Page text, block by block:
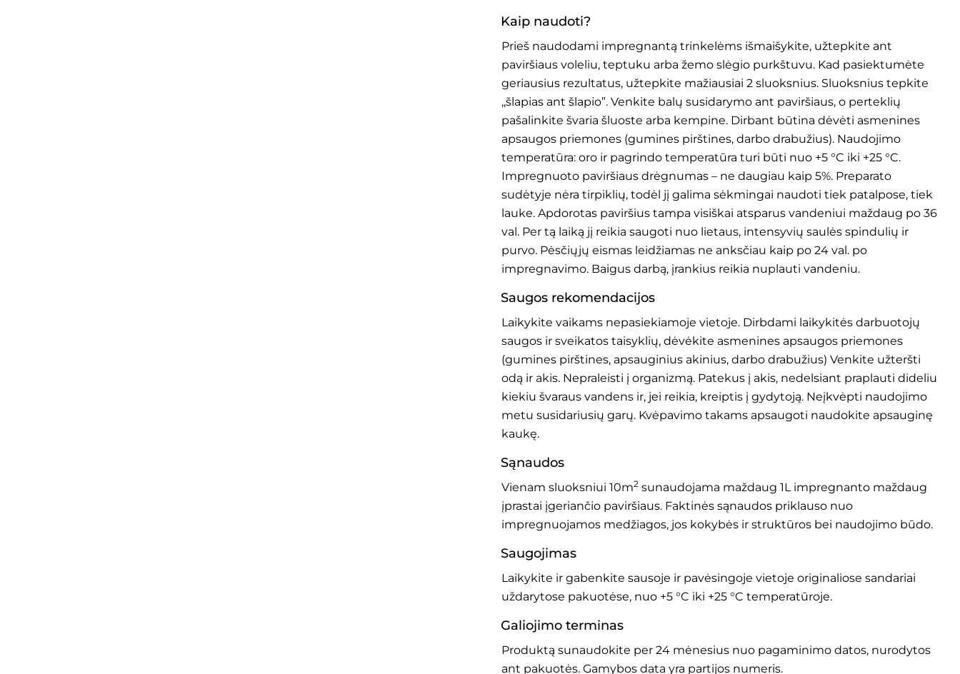
Kaip naudoti?
Prieš naudodami impregnantą trinkelėms išmaišykite, užtepkite ant
paviršiaus voleliu, teptuku arba žemo slėgio purkštuvu. Kad pasiektumėte
geriausius rezultatus, užtepkite mažiausiai 2 sluoksnius. Sluoksnius tepkite
,,šlapias ant šlapio”. Venkite balų susidarymo ant paviršiaus, o perteklių
pašalinkite švaria šluoste arba kempine. Dirbant būtina dėvėti asmenines
apsaugos priemones (gumines pirštines, darbo drabužius). Naudojimo
temperatūra: oro ir pagrindo temperatūra turi būti nuo +5 °C iki +25 °C.
Impregnuoto paviršiaus drėgnumas – ne daugiau kaip 5%. Preparato
sudėtyje nėra tirpiklių, todėl jį galima sėkmingai naudoti tiek patalpose, tiek
lauke. Apdorotas paviršius tampa visiškai atsparus vandeniui maždaug po 36
val. Per tą laiką jį reikia saugoti nuo lietaus, intensyvių saulės spindulių ir
purvo. Pėsčiųjų eismas leidžiamas ne anksčiau kaip po 24 val. po
impregnavimo. Baigus darbą, įrankius reikia nuplauti vandeniu.
Saugos rekomendacijos
Laikykite vaikams nepasiekiamoje vietoje. Dirbdami laikykitės darbuotojų
saugos ir sveikatos taisyklių, dėvėkite asmenines apsaugos priemones
(gumines pirštines, apsauginius akinius, darbo drabužius) Venkite užteršti
odą ir akis. Nepraleisti į organizmą. Patekus į akis, nedelsiant praplauti dideliu
kiekiu švaraus vandens ir, jei reikia, kreiptis į gydytoją. Neįkvėpti naudojimo
metu susidariusių garų. Kvėpavimo takams apsaugoti naudokite apsauginę
kaukę.
Sąnaudos
Vienam sluoksniui 10m2 sunaudojama maždaug 1L impregnanto maždaug
įprastai įgeriančio paviršiaus. Faktinės sąnaudos priklauso nuo
impregnuojamos medžiagos, jos kokybės ir struktūros bei naudojimo būdo.
Saugojimas
Laikykite ir gabenkite sausoje ir pavėsingoje vietoje originaliose sandariai
uždarytose pakuotėse, nuo +5 °C iki +25 °C temperatūroje.
Galiojimo terminas
Produktą sunaudokite per 24 mėnesius nuo pagaminimo datos, nurodytos
ant pakuotės. Gamybos data yra partijos numeris.